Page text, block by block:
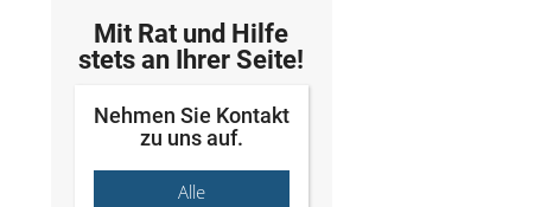
Mit Rat und Hilfe
stets an Ihrer Seite!
Nehmen Sie Kontakt
zu uns auf.
Alle